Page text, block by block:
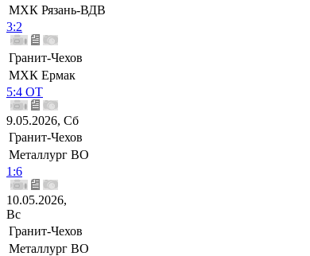
МХК Рязань-ВДВ
3:2
Гранит-Чехов
МХК Ермак
5:4 ОТ
9.05.2026, Сб
Гранит-Чехов
Металлург ВО
1:6
10.05.2026,
Вс
Гранит-Чехов
Металлург ВО